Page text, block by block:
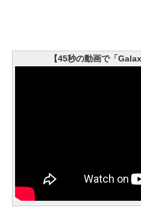
【45秒の動画で「